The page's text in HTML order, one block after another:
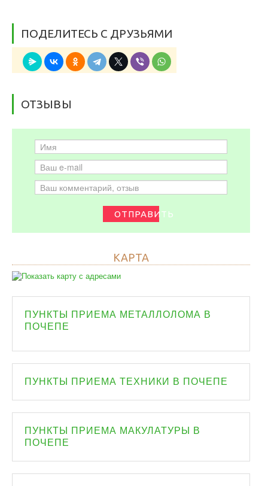
ПОДЕЛИТЕСЬ С ДРУЗЬЯМИ
ОТЗЫВЫ
ОТПРАВИТЬ
КАРТА
ПУНКТЫ ПРИЕМА МЕТАЛЛОЛОМА В
ПОЧЕПЕ
ПУНКТЫ ПРИЕМА ТЕХНИКИ В ПОЧЕПЕ
ПУНКТЫ ПРИЕМА МАКУЛАТУРЫ В
ПОЧЕПЕ